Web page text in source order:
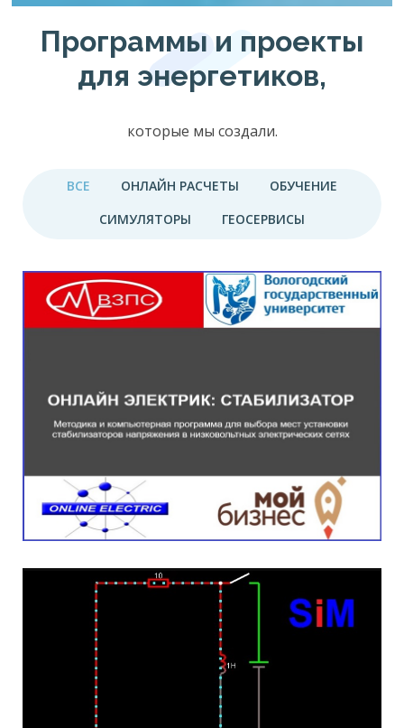
Программы и проекты
для энергетиков,
которые мы создали.
ВСЕ ОНЛАЙН РАСЧЕТЫ
ОБУЧЕНИЕ
СИМУЛЯТОРЫ
ГЕОСЕРВИСЫ
Стабилизатор Подробнее...